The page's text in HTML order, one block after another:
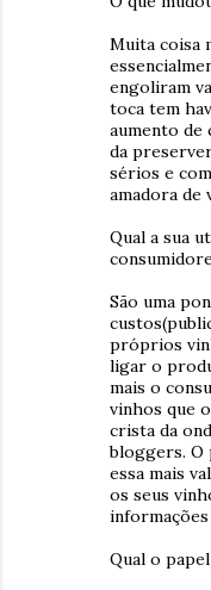
Muita coisa
engoliram
toca tem
aumento de
da
sérios e
amadora de
Qual a sua
São uma
próprios
ligar o
mais o
vinhos que
crista da
bloggers. O
essa mais
os seus
Qual o